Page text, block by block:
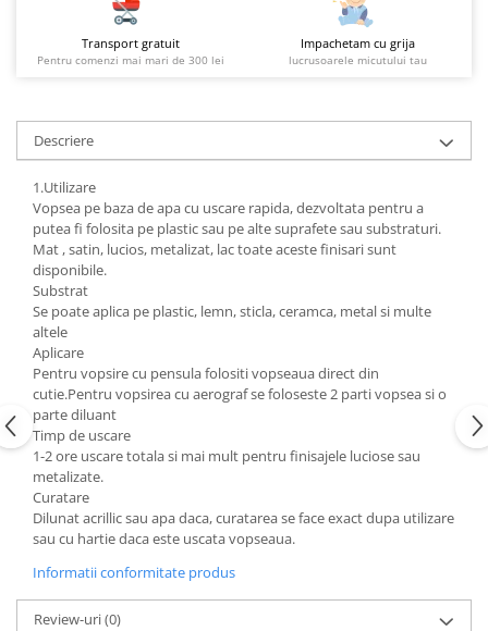
Transport gratuit
Pentru comenzi mai mari de 300 lei
Impachetam cu grija
lucrusoarele micutului tau
Descriere
1.Utilizare
Vopsea pe baza de apa cu uscare rapida, dezvoltata pentru a
putea fi folosita pe plastic sau pe alte suprafete sau substraturi.
Mat , satin, lucios, metalizat, lac toate aceste finisari sunt
disponibile.
Substrat
Se poate aplica pe plastic, lemn, sticla, ceramca, metal si multe
altele
Aplicare
Pentru vopsire cu pensula folositi vopseaua direct din
cutie.Pentru vopsirea cu aerograf se foloseste 2 parti vopsea si o
parte diluant
Timp de uscare
1-2 ore uscare totala si mai mult pentru finisajele luciose sau
metalizate.
Curatare
Dilunat acrillic sau apa daca, curatarea se face exact dupa utilizare
sau cu hartie daca este uscata vopseaua.
Informatii conformitate produs
Review-uri(0)